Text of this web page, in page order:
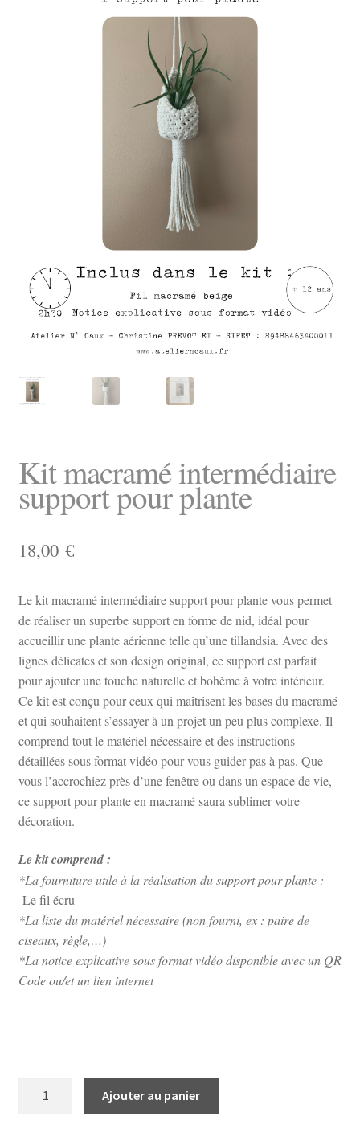
Kit macramé intermédiaire
support pour plante
18,00 €
Le kit macramé intermédiaire support pour plante vous permet
de réaliser un superbe support en forme de nid, idéal pour
accueillir une plante aérienne telle qu’une tillandsia. Avec des
lignes délicates et son design original, ce support est parfait
pour ajouter une touche naturelle et bohème à votre intérieur.
Ce kit est conçu pour ceux qui maîtrisent les bases du macramé
et qui souhaitent s’essayer à un projet un peu plus complexe. Il
comprend tout le matériel nécessaire et des instructions
détaillées sous format vidéo pour vous guider pas à pas. Que
vous l’accrochiez près d’une fenêtre ou dans un espace de vie,
ce support pour plante en macramé saura sublimer votre
décoration.
Le kit comprend :
*La fourniture utile à la réalisation du support pour plante :
-Le fil écru
*La liste du matériel nécessaire (non fourni, ex : paire de
ciseaux, règle,…)
*La notice explicative sous format vidéo disponible avec un QR
Code ou/et un lien internet
Ajouter au panier